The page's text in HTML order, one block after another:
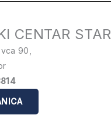
CENTAR
90,